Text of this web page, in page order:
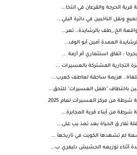
الحرجة والقرعان في انتخا...
ونقل الناخبين في دائرة البلي...
الخ._طف بالرشايدة.. تعر...
العمدة أمين أبو الوف...
: اتفاق استثماري أم أزمة ...
التجارية المشتركة بالعسيرات ...
هزيمة ساحقة لعاطف كعرب...
باختطاف "طفل العسيرات" للتحق...
شرطة من مركز العسيرات لعام 2025
شرطة من أبناء قرية المجابرة...
تفار ق الحياة بعد تعذ يب على...
لم تشهدها الكويت في تاريخها ...
أثناء توزيعه الحشيش دليفري ب...